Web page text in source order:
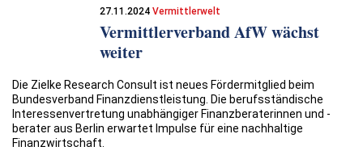
27.11.2024Vermittlerwelt
Vermittlerverband AfW wächst
weiter
Die Zielke Research Consult ist neues Fördermitglied beim
Bundesverband Finanzdienstleistung. Die berufsständische
Interessenvertretung unabhängiger Finanzberaterinnen und -
berater aus Berlin erwartet Impulse für eine nachhaltige
Finanzwirtschaft.